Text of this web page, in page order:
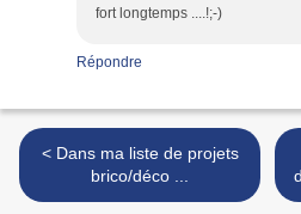
fort longtemps ....!;-)
Répondre
< Dans ma liste de projets
brico/déco ...